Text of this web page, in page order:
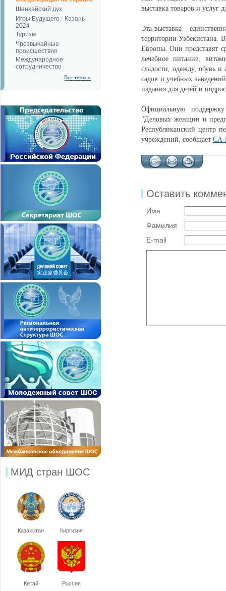
Шанхайский дух
Игры Будущего - Казань
2024
Туризм
Чрезвычайные
происшествия
Международное
сотрудничество
Все темы »
МИД стран ШОС
Казахстан Киргизия
Китай Россия
выставка товаров и услуг
Эта выставка -
территории Узбекистана.
Европы. Они представят
лечебное питание,
сладости, одежду, обувь и
садов и учебных
издания для детей и
Официальную
"Деловых женщин и
Республиканский центр
учреждений, сообщает CA-
Оставить
Имя
Фамилия
E-mail